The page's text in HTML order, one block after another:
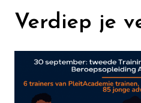
Verdiep je